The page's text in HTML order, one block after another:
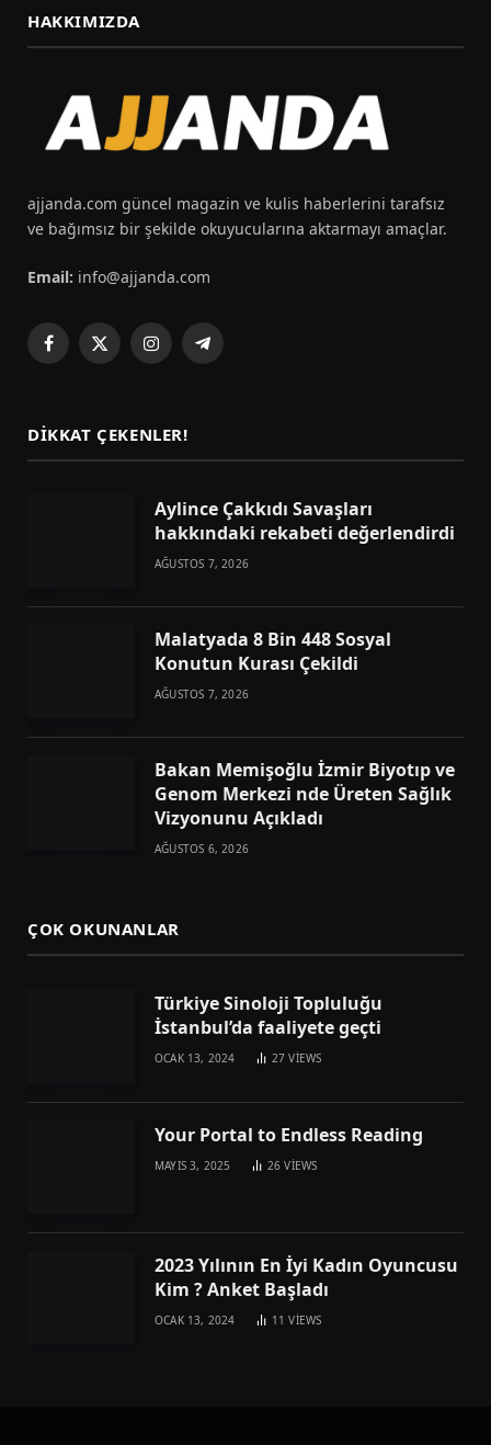
HAKKIMIZDA
ajjanda.com güncel magazin ve kulis haberlerini tarafsız
ve bağımsız bir şekilde okuyucularına aktarmayı amaçlar.
Email: info@ajjanda.com
Facebook
X
InstagramTelegram
DIKKAT ÇEKENLER!
Aylince Çakkıdı Savaşları
hakkındaki rekabeti değerlendirdi
AĞUSTOS 7, 2026
Malatyada 8 Bin 448 Sosyal
Konutun Kurası Çekildi
AĞUSTOS 7, 2026
Bakan Memişoğlu İzmir Biyotıp ve
Genom Merkezi nde Üreten Sağlık
Vizyonunu Açıkladı
AĞUSTOS 6, 2026
ÇOK OKUNANLAR
Türkiye Sinoloji Topluluğu
İstanbul’da faaliyete geçti
OCAK 13, 2024 27VIEWS
Your Portal to Endless Reading
MAYIS 3, 2025 26VIEWS
2023 Yılının En İyi Kadın Oyuncusu
Kim ? Anket Başladı
OCAK 13, 2024 11VIEWS